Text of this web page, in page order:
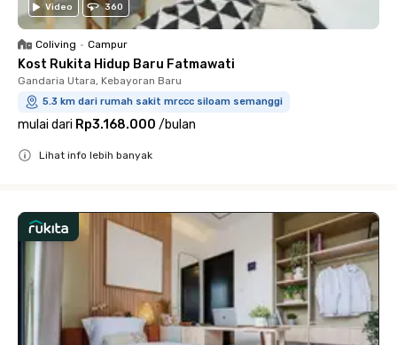
Video 360
Coliving • Campur
Kost Rukita Hidup Baru Fatmawati
Gandaria Utara, Kebayoran Baru
5.3 km dari rumah sakit mrccc siloam semanggi
mulai dari Rp3.168.000 /bulan
Lihat info lebih banyak